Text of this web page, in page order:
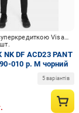
До -10% з суперкредиткою Visa Вигода
DF ACD23 PANT
010 р. M чорний
5 варіантів